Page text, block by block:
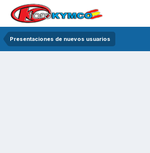
Presentaciones de nuevos usuarios